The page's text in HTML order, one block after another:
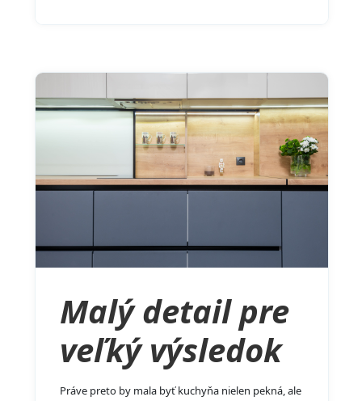
Malý detail pre
veľký výsledok
Práve preto by mala byť kuchyňa nielen pekná, ale